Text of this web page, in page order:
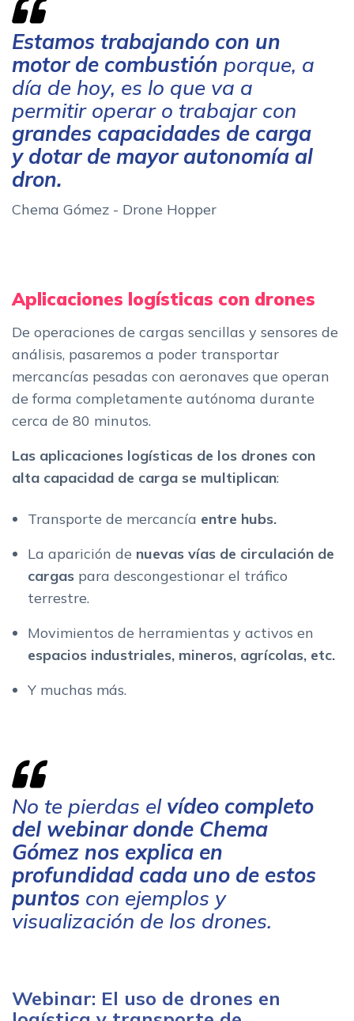
Estamos trabajando con un
motor de combustión porque, a
día de hoy, es lo que va a
permitir operar o trabajar con
grandes capacidades de carga
y dotar de mayor autonomía al
dron.
Chema Gómez - Drone Hopper
Aplicaciones logísticas con drones
De operaciones de cargas sencillas y sensores de
análisis, pasaremos a poder transportar
mercancías pesadas con aeronaves que operan
de forma completamente autónoma durante
cerca de 80 minutos.
Las aplicaciones logísticas de los drones con
alta capacidad de carga se multiplican:
Transporte de mercancía entre hubs.
La aparición de nuevas vías de circulación de
cargas para descongestionar el tráfico
terrestre.
Movimientos de herramientas y activos en
espacios industriales, mineros, agrícolas, etc.
Y muchas más.
No te pierdas elvídeo completo
del webinar donde Chema
Gómez nos explica en
profundidad cada uno de estos
puntos con ejemplos y
visualización de los drones.
Webinar: El uso de drones en